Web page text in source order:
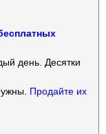
день. Десятки
Продайте их